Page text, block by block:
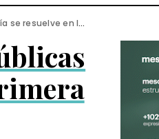
en la primera visita